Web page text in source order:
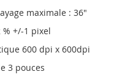
maximale : 36"
% +/-1 pixel
600 dpi x 600dpi
3 pouces